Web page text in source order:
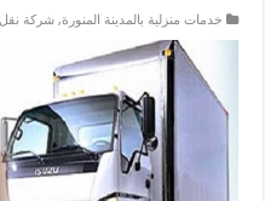
خدمات منزلية بالمدينة المنورة,شركة نقل